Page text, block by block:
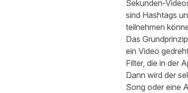
Sekunden-
sind Hashtags
teilnehmen
Das
ein Video
Filter, die in der
Dann wird der
Song oder eine